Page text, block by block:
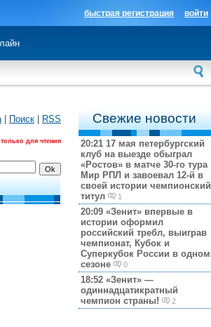
войти
быстрая регистрация
Свежие новости
20:21 17 мая петербургский
клуб на выезде обыграл
«Ростов» в матче 30-го тура
Мир РПЛ и завоевал 12-й в
своей истории чемпионский
титул
1
20:09 «Зенит» впервые в
истории оформил
российский требл, выиграв
чемпионат, Кубок и
Суперкубок России в одном
сезоне
0
18:52 «Зенит» —
одиннадцатикратный
чемпион страны!
2
| Поиск RSS
для чтения